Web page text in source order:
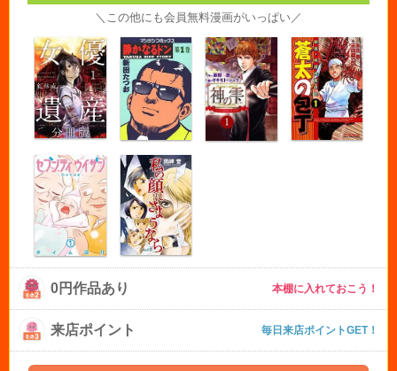
＼この他にも会員無料漫画がいっぱい／
0円作品あり 本棚に入れておこう！
来店ポイント 毎日来店ポイントGET！